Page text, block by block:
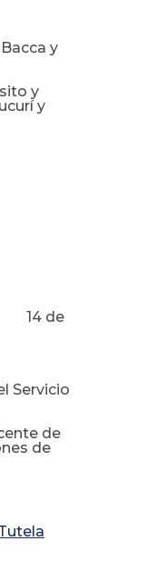
y
y
y
Servicio
de
de